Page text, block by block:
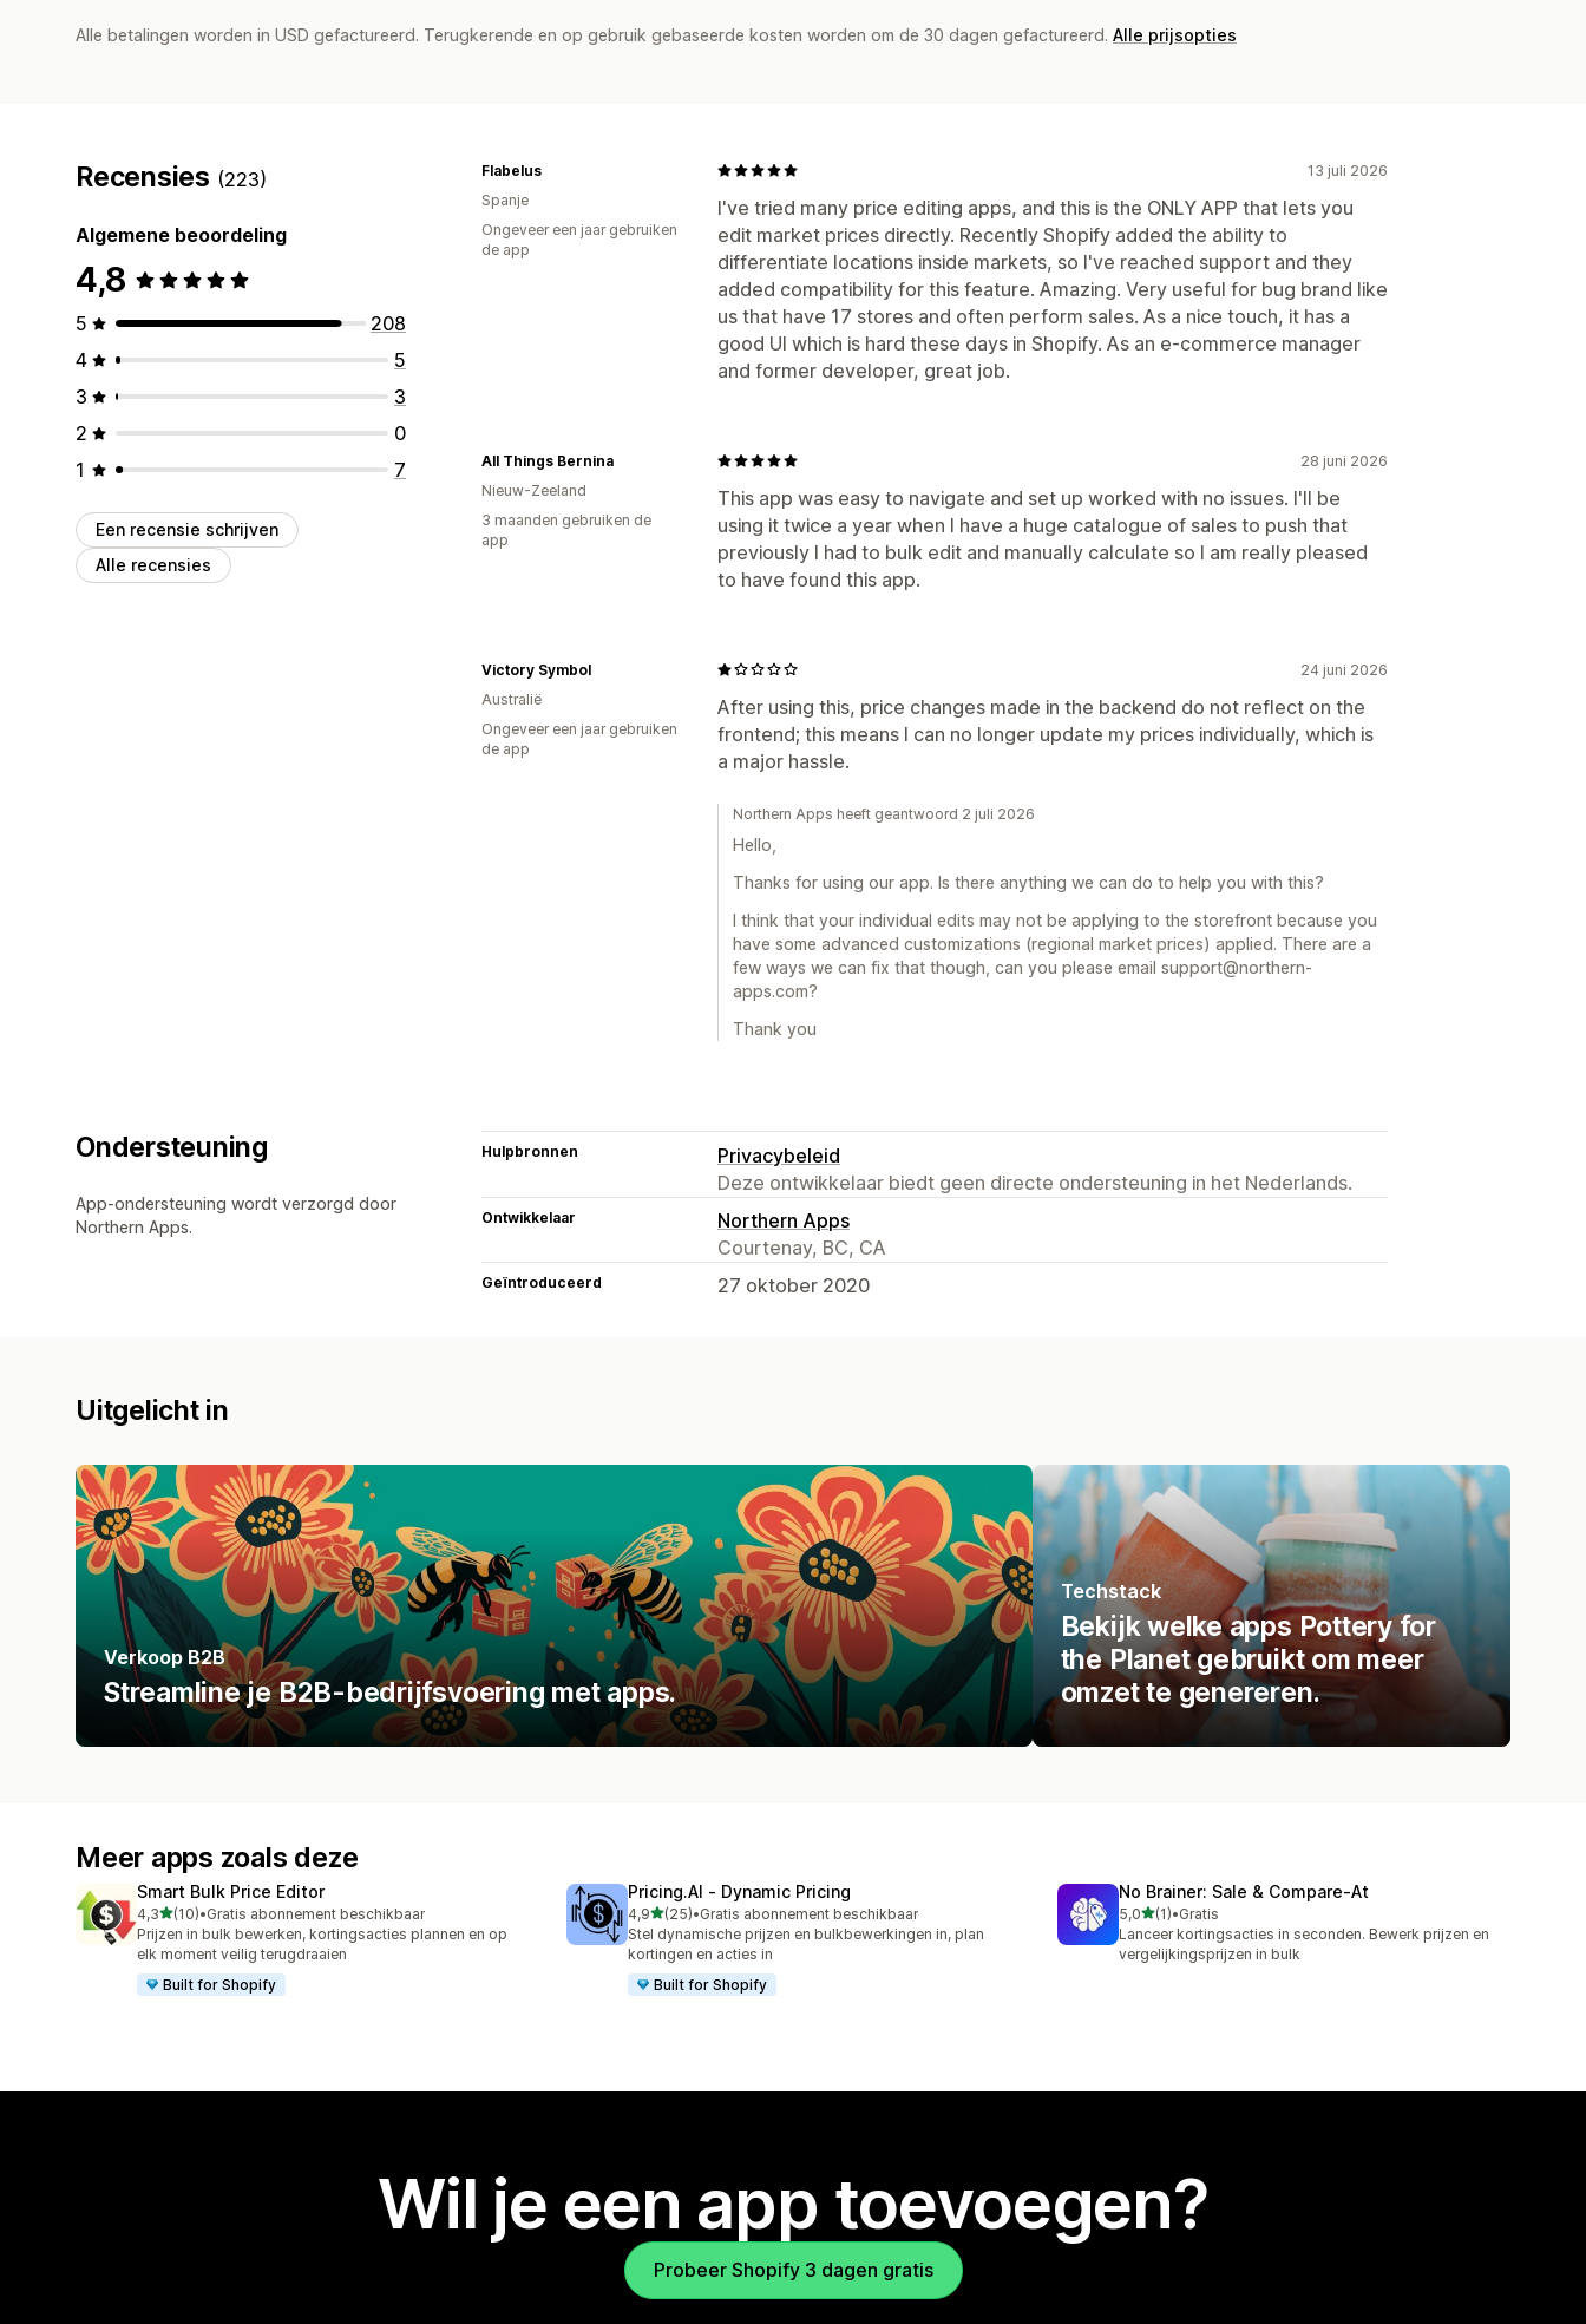
Alle betalingen worden in USD gefactureerd. Terugkerende en op gebruik gebaseerde kosten worden om de 30 dagen gefactureerd. Alle prijsopties
Recensies (223)
Algemene beoordeling
4,8
5
208
4
5
3
3
2
0
1
7
Een recensie schrijven
Alle recensies
13 juli 2026
I've tried many price editing apps, and this is the ONLY APP that lets you
edit market prices directly. Recently Shopify added the ability to
differentiate locations inside markets, so I've reached support and they
added compatibility for this feature. Amazing. Very useful for bug brand like
us that have 17 stores and often perform sales. As a nice touch, it has a
good UI which is hard these days in Shopify. As an e-commerce manager
and former developer, great job.
Flabelus
Spanje
Ongeveer een jaar gebruiken
de app
28 juni 2026
This app was easy to navigate and set up worked with no issues. I'll be
using it twice a year when I have a huge catalogue of sales to push that
previously I had to bulk edit and manually calculate so I am really pleased
to have found this app.
All Things Bernina
Nieuw-Zeeland
3 maanden gebruiken de
app
24 juni 2026
After using this, price changes made in the backend do not reflect on the
frontend; this means I can no longer update my prices individually, which is
a major hassle.
Victory Symbol
Australië
Ongeveer een jaar gebruiken
de app
Northern Apps heeft geantwoord 2 juli 2026
Hello,
Thanks for using our app. Is there anything we can do to help you with this?
I think that your individual edits may not be applying to the storefront because you
have some advanced customizations (regional market prices) applied. There are a
few ways we can fix that though, can you please email support@northern-
apps.com?
Thank you
Ondersteuning
App-ondersteuning wordt verzorgd door
Northern Apps.
Hulpbronnen
Privacybeleid
Deze ontwikkelaar biedt geen directe ondersteuning in het Nederlands.
Ontwikkelaar
Northern Apps
Courtenay, BC, CA
Geïntroduceerd 27 oktober 2020
Uitgelicht in
Verkoop B2B
Streamline je B2B-bedrijfsvoering met apps.
Techstack
Bekijk welke apps Pottery for
the Planet gebruikt om meer
omzet te genereren.
Meer apps zoals deze
Smart Bulk Price Editor
4,3van 5 sterren
(10)
10 recensies in totaal
•Gratis abonnement beschikbaar
Prijzen in bulk bewerken, kortingsacties plannen en op
elk moment veilig terugdraaien
Built for Shopify
Pricing.AI ‑ Dynamic Pricing
4,9van 5 sterren
(25)
25 recensies in totaal
•Gratis abonnement beschikbaar
Stel dynamische prijzen en bulkbewerkingen in, plan
kortingen en acties in
Built for Shopify
No Brainer: Sale & Compare‑At
5,0van 5 sterren
(1)
1 recensies in totaal
•Gratis
Lanceer kortingsacties in seconden. Bewerk prijzen en
vergelijkingsprijzen in bulk
Wil je een app toevoegen?
Probeer Shopify 3 dagen gratis